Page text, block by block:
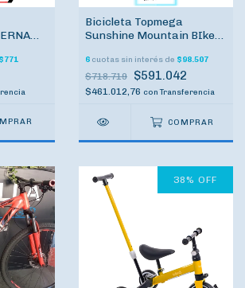
$771
Bicicleta Topmega
Sunshine Mountain BIke
Suspensión Freno a Disco
Shimano
6 cuotas sin interés de $98.507
$718.719 $591.042
$461.012,76 con Transferencia
COMPRAR
38% OFF